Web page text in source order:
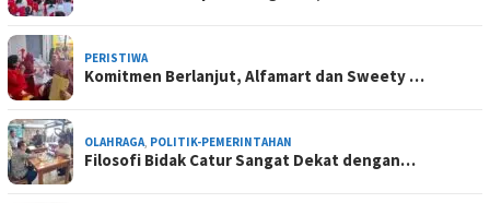
PERISTIWA
Komitmen Berlanjut, Alfamart dan Sweety …
OLAHRAGA, POLITIK-PEMERINTAHAN
Filosofi Bidak Catur Sangat Dekat dengan…